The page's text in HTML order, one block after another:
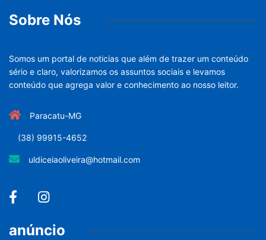
Sobre Nós
Somos um portal de noticias que além de trazer um conteúdo
sério e claro, valorizamos os assuntos sociais e levamos
conteúdo que agrega valor e conhecimento ao nosso leitor.
Paracatu-MG
(38) 99915-4652
uldiceiaoliveira@hotmail.com
anúncio